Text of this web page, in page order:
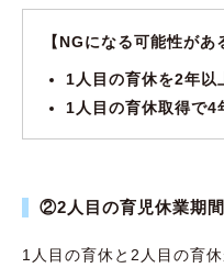
【NGになる可能性があ
1人目の育休を2年以
1人目の育休取得で4
②2人目の育児休業期
1人目の育休と2人目の育